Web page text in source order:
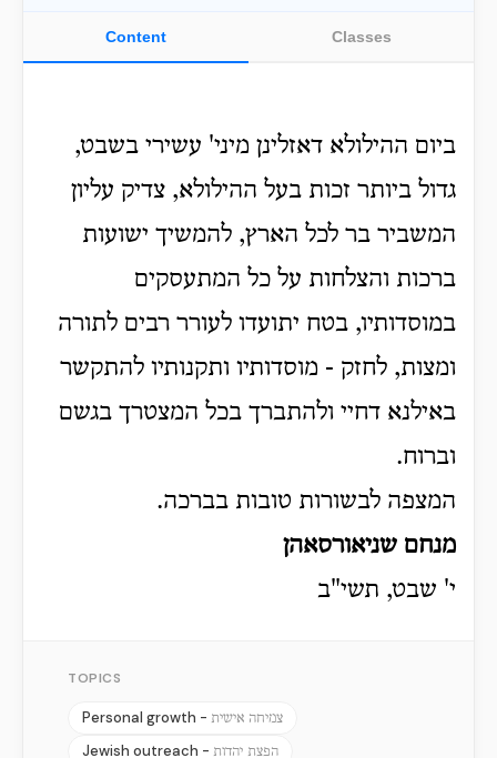
Content Classes
ביום ההילולא דאזלינן מיני' עשירי בשבט,
גדול ביותר זכות בעל ההילולא, צדיק עליון
המשביר בר לכל הארץ, להמשיך ישועות
ברכות והצלחות על כל המתעסקים
במוסדותיו, בטח יתועדו לעורר רבים לתורה
ומצות, לחזק - מוסדותיו ותקנותיו להתקשר
באילנא דחיי ולהתברך בכל המצטרך בגשם
וברוח.
המצפה לבשורות טובות בברכה.
מנחם שניאורסאהן
י' שבט, תשי"ב
TOPICS
Personal growth - צמיחה אישית
Jewish outreach - הפצת יהדות